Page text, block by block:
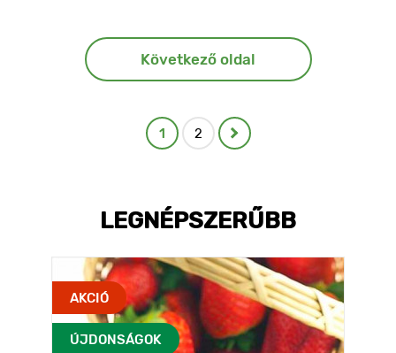
Következő oldal
1 2
LEGNÉPSZERŰBB
AKCIÓ
ÚJDONSÁGOK